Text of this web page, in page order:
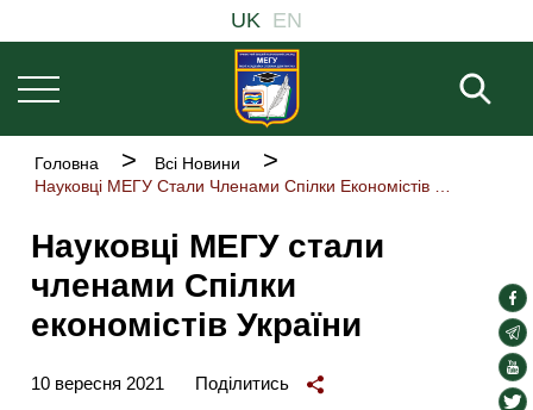
до
основного
вмісту
навіґація
UK EN
Рядок
навіґації
Головна
Всі Новини
Науковці МЕГУ стали
членами Спілки
економістів України
10 вересня 2021 Поділитись